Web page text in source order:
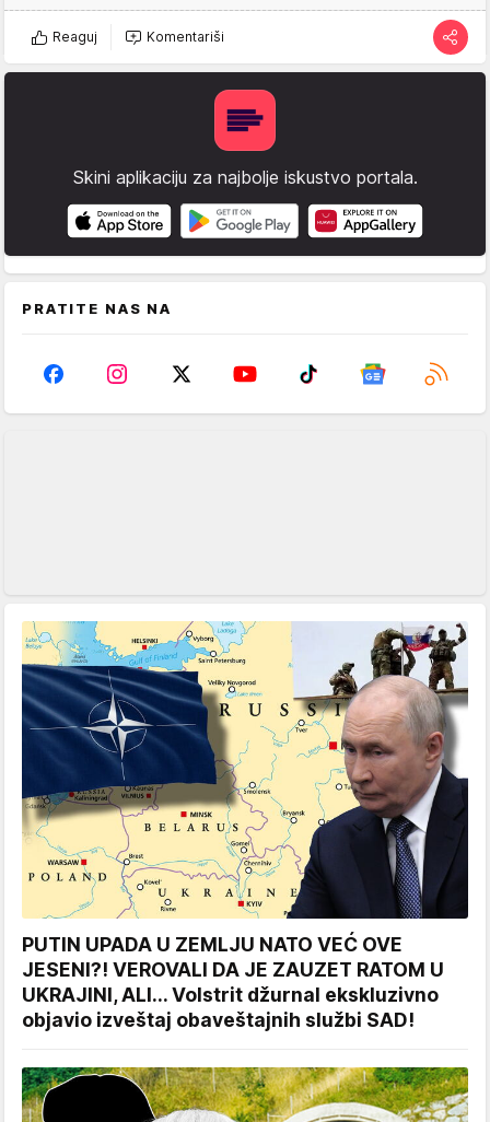
Reaguj Komentariši
Skini aplikaciju za najbolje iskustvo portala.
PRATITE NAS NA
PUTIN UPADA U ZEMLJU NATO VEĆ OVE
JESENI?! VEROVALI DA JE ZAUZET RATOM U
UKRAJINI, ALI... Volstrit džurnal ekskluzivno
objavio izveštaj obaveštajnih službi SAD!